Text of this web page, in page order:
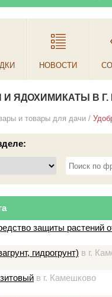
НОВОСТИ
И ЯДОХИМИКАТЫ В
и товары для дачи /
защиты растений
гидрогрунт) в г.
в г. Камешково